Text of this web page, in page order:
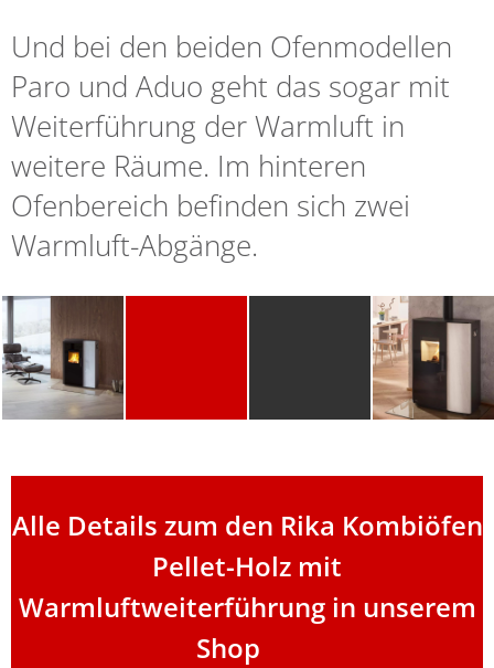
Und bei den beiden Ofenmodellen
Paro und Aduo geht das sogar mit
Weiterführung der Warmluft in
weitere Räume. Im hinteren
Ofenbereich befinden sich zwei
Warmluft-Abgänge.
Alle Details zum den Rika Kombiöfen
Pellet-Holz mit
Warmluftweiterführung in unserem
Shop